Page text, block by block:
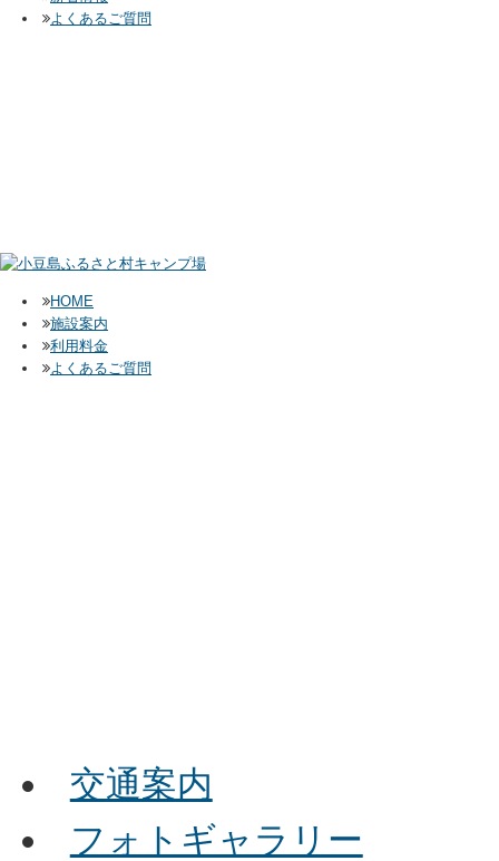
よくあるご質問
HOME
施設案内
利用料金
よくあるご質問
交通案内
フォトギャラリー